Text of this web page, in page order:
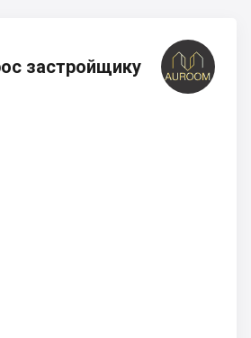
застройщику